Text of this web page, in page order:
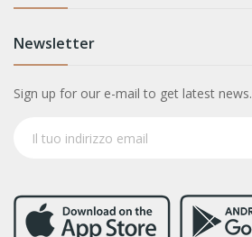
Newsletter
Sign up for our e-mail to get latest news.